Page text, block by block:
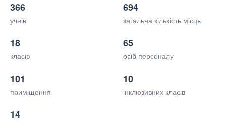
366
учнів
694
загальна кількість місць
18
класів
65
осіб персоналу
101
приміщення
10
інклюзивних класів
14